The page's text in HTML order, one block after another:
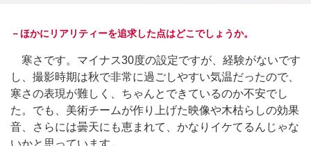
－ほかにリアリティーを追求した点はどこでしょうか。
寒さです。マイナス30度の設定ですが、経験がないです
し、撮影時期は秋で非常に過ごしやすい気温だったので、
寒さの表現が難しく、ちゃんとできているのか不安でし
た。でも、美術チームが作り上げた映像や木枯らしの効果
音、さらには曇天にも恵まれて、かなりイケてるんじゃな
いかと思っています。